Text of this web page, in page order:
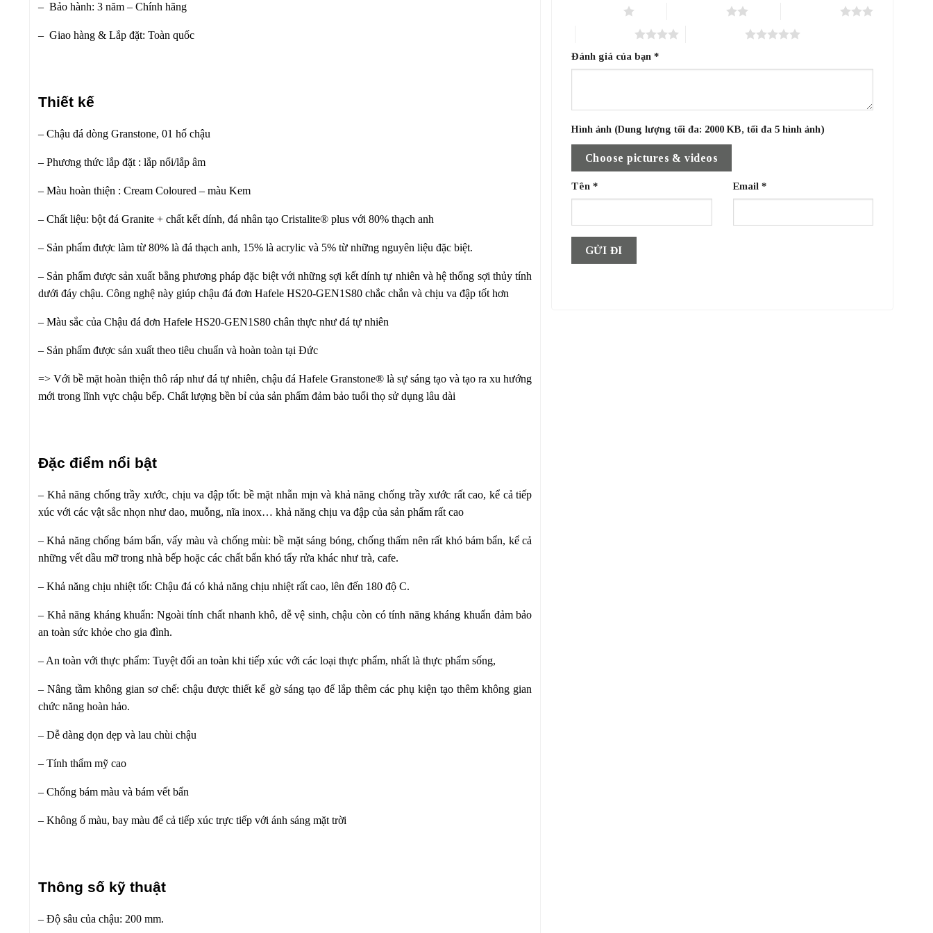
– Bảo hành: 3 năm – Chính hãng
– Giao hàng & Lắp đặt: Toàn quốc
Thiết kế
– Chậu đá dòng Granstone, 01 hố chậu
– Phương thức lắp đặt : lắp nổi/lắp âm
– Màu hoàn thiện : Cream Coloured – màu Kem
– Chất liệu: bột đá Granite + chất kết dính, đá nhân tạo Cristalite® plus với 80% thạch anh
– Sản phẩm được làm từ 80% là đá thạch anh, 15% là acrylic và 5% từ những nguyên liệu đặc biệt.
– Sản phẩm được sản xuất bằng phương pháp đặc biệt với những sợi kết dính tự nhiên và hệ thống sợi thủy tính
dưới đáy chậu. Công nghệ này giúp chậu đá đơn Hafele HS20-GEN1S80 chắc chắn và chịu va đập tốt hơn
– Màu sắc của Chậu đá đơn Hafele HS20-GEN1S80 chân thực như đá tự nhiên
– Sản phẩm được sản xuất theo tiêu chuẩn và hoàn toàn tại Đức
=> Với bề mặt hoàn thiện thô ráp như đá tự nhiên, chậu đá Hafele Granstone® là sự sáng tạo và tạo ra xu hướng
mới trong lĩnh vực chậu bếp. Chất lượng bền bỉ của sản phẩm đảm bảo tuổi thọ sử dụng lâu dài
Đặc điểm nổi bật
– Khả năng chống trầy xước, chịu va đập tốt: bề mặt nhẵn mịn và khả năng chống trầy xước rất cao, kể cả tiếp
xúc với các vật sắc nhọn như dao, muỗng, nĩa inox… khả năng chịu va đập của sản phẩm rất cao
– Khả năng chống bám bẩn, vấy màu và chống mùi: bề mặt sáng bóng, chống thấm nên rất khó bám bẩn, kể cả
những vết dầu mỡ trong nhà bếp hoặc các chất bẩn khó tẩy rửa khác như trà, cafe.
– Khả năng chịu nhiệt tốt: Chậu đá có khả năng chịu nhiệt rất cao, lên đến 180 độ C.
– Khả năng kháng khuẩn: Ngoài tính chất nhanh khô, dễ vệ sinh, chậu còn có tính năng kháng khuẩn đảm bảo
an toàn sức khỏe cho gia đình.
– An toàn với thực phẩm: Tuyệt đối an toàn khi tiếp xúc với các loại thực phẩm, nhất là thực phẩm sống,
– Nâng tầm không gian sơ chế: chậu được thiết kế gờ sáng tạo để lắp thêm các phụ kiện tạo thêm không gian
chức năng hoàn hảo.
– Dễ dàng dọn dẹp và lau chùi chậu
– Tính thẩm mỹ cao
– Chống bám màu và bám vết bẩn
– Không ố màu, bay màu để cả tiếp xúc trực tiếp với ánh sáng mặt trời
Thông số kỹ thuật
– Độ sâu của chậu: 200 mm.
Đánh giá của bạn*
Hình ảnh (Dung lượng tối đa: 2000 KB, tối đa 5 hình ảnh)
Choose pictures & videos
Tên* Email *